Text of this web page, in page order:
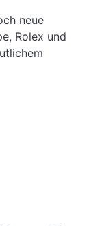
neue
Rolex und